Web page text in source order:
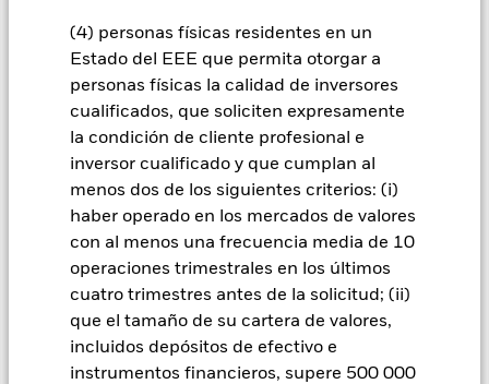
(4) personas físicas residentes en un
Estado del EEE que permita otorgar a
personas físicas la calidad de inversores
cualificados, que soliciten expresamente
la condición de cliente profesional e
inversor cualificado y que cumplan al
menos dos de los siguientes criterios: (i)
haber operado en los mercados de valores
con al menos una frecuencia media de 10
operaciones trimestrales en los últimos
cuatro trimestres antes de la solicitud; (ii)
que el tamaño de su cartera de valores,
incluidos depósitos de efectivo e
instrumentos financieros, supere 500 000
incrementar el nivel de riesgo. Los mercados emergentes
suelen ser más sensibles a las condiciones económicas y
políticas que los mercados desarrollados. Entre otros factores
se encuentra un mayor «riesgo de liquidez», mayores
restricciones a la inversión o transmisión de activos,
fallos/retrasos en la transmisión de valores o pagos debidos
al Fondo, y también riesgos relacionados con la
sostenibilidad. Los derivados pueden ser muy sensibles a las
variaciones del valor del activo en que se basan y pueden
aumentar el volumen de las pérdidas y ganancias,
provocando mayores oscilaciones en el valor del Fondo. El
impacto sobre el Fondo puede ser mayor cuando los
derivados se utilizan de forma generalizada o compleja. El
determinadas actividades incompatibles con los criterios
ESG. Por consiguiente, los inversores deberán realizar una
evaluación ética personal del filtro ESG del Fondo antes de